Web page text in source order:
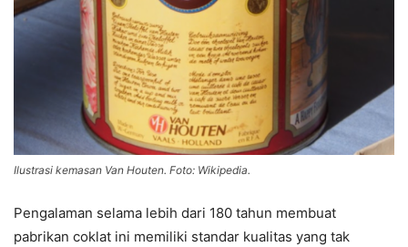
Ilustrasi kemasan Van Houten. Foto: Wikipedia.
Pengalaman selama lebih dari 180 tahun membuat
pabrikan coklat ini memiliki standar kualitas yang tak